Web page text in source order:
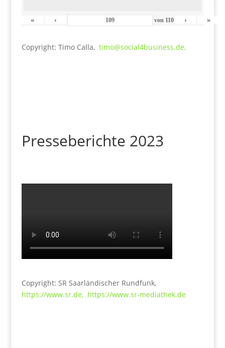
« ‹ von 110 › »
Copyright: Timo Calla, timo@social4business.de,
Presseberichte 2023
Copyright: SR Saarländischer Rundfunk,
https://www.sr.de, https://www.sr-mediathek.de